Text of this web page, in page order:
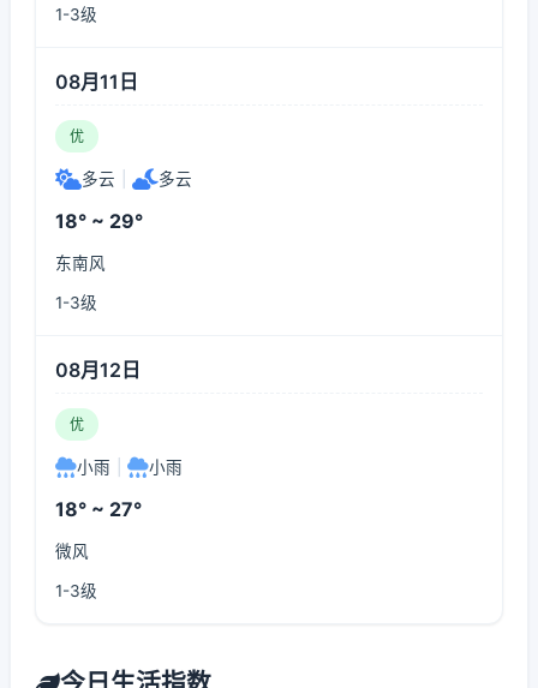
1-3级
08月11日
优
多云 多云
18° ~ 29°
东南风
1-3级
08月12日
优
小雨 小雨
18° ~ 27°
微风
1-3级